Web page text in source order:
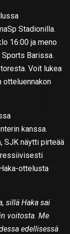
Stadionilla.
16:00 ja meno
Barissa.
Voit lukea
otteluennakon
kanssa.
SJK näytti pirteää
ottelusta
sillä Haka sai
voitosta. Me
edellisessä